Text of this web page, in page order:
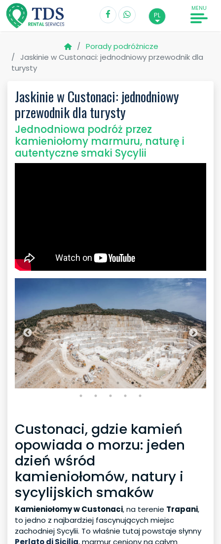
PL
MENU
Porady podróżnicze
Jaskinie w Custonaci: jednodniowy przewodnik dla
turysty
Jaskinie w Custonaci: jednodniowy
przewodnik dla turysty
Jednodniowa podróż przez
kamieniołomy marmuru, naturę i
autentyczne smaki Sycylii
Custonaci, gdzie kamień
opowiada o morzu: jeden
dzień wśród
kamieniołomów, natury i
sycylijskich smaków
Kamieniołomy w Custonaci, na terenie Trapani,
to jedno z najbardziej fascynujących miejsc
zachodniej Sycylii. To właśnie tutaj powstaje słynny
Perlato di Sicilia, marmur ceniony na całym